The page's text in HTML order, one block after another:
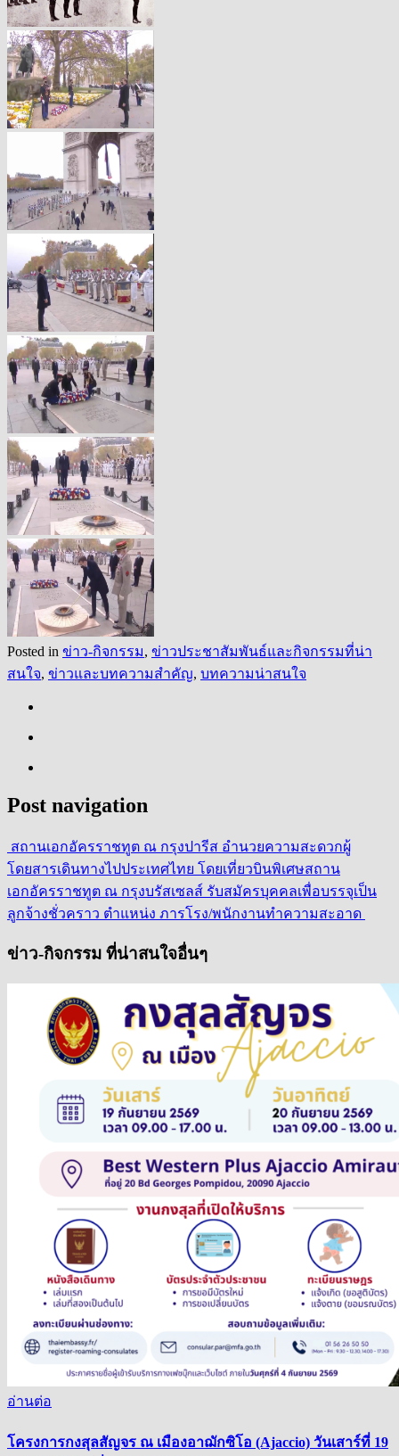
Posted in ข่าว-กิจกรรม, ข่าวประชาสัมพันธ์และกิจกรรมที่น่า
สนใจ, ข่าวและบทความสำคัญ, บทความน่าสนใจ
Post navigation
สถานเอกอัครราชทูต ณ กรุงปารีส อำนวยความสะดวกผู้
โดยสารเดินทางไปประเทศไทย โดยเที่ยวบินพิเศษสถาน
เอกอัครราชทูต ณ กรุงบรัสเซลส์ รับสมัครบุคคลเพื่อบรรจุเป็น
ลูกจ้างชั่วคราว ตำแหน่ง ภารโรง/พนักงานทำความสะอาด
ข่าว-กิจกรรม ที่น่าสนใจอื่นๆ
อ่านต่อ
โครงการกงสุลสัญจร ณ เมืองอาฌักซิโอ (Ajaccio) วันเสาร์ที่ 19